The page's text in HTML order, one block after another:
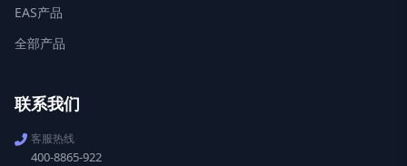
EAS产品
全部产品
联系我们
客服热线
400-8865-922